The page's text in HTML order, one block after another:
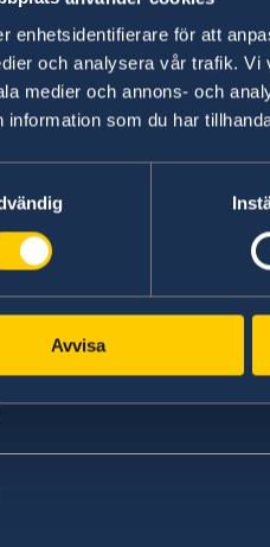
enhetsidentifierare för att
och analysera vår trafik. Vi
medier och annons- och
information som du har
Avvisa
16 jan.